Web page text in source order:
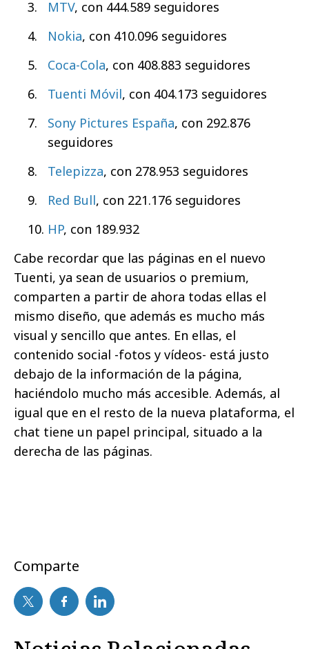
MTV, con 444.589 seguidores
Nokia, con 410.096 seguidores
Coca-Cola, con 408.883 seguidores
Tuenti Móvil, con 404.173 seguidores
Sony Pictures España, con 292.876
seguidores
Telepizza, con 278.953 seguidores
Red Bull, con 221.176 seguidores
HP, con 189.932
Cabe recordar que las páginas en el nuevo
Tuenti, ya sean de usuarios o premium,
comparten a partir de ahora todas ellas el
mismo diseño, que además es mucho más
visual y sencillo que antes. En ellas, el
contenido social -fotos y vídeos- está justo
debajo de la información de la página,
haciéndolo mucho más accesible. Además, al
igual que en el resto de la nueva plataforma, el
chat tiene un papel principal, situado a la
derecha de las páginas.
Comparte